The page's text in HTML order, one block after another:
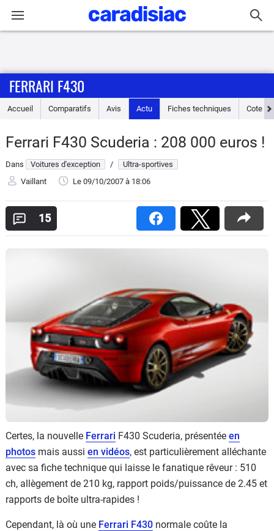
Accueil
Essais
Guide
Electriques
Services
Forum
Moto
Marques
FERRARI F430
Accueil Comparatifs Avis Actu Fiches techniques Cote
Ferrari F430 Scuderia : 208 000 euros !
Dans Voitures d'exception /
Ultra-sportives
Vaillant
Le 09/10/2007 à 18:06
15
Certes, la nouvelle Ferrari F430 Scuderia, présentée en
photos mais aussi en vidéos, est particulièrement alléchante
avec sa fiche technique qui laisse le fanatique rêveur : 510
ch, allègement de 210 kg, rapport poids/puissance de 2.45 et
rapports de boîte ultra-rapides !
Cependant, là où une Ferrari F430 normale coûte la